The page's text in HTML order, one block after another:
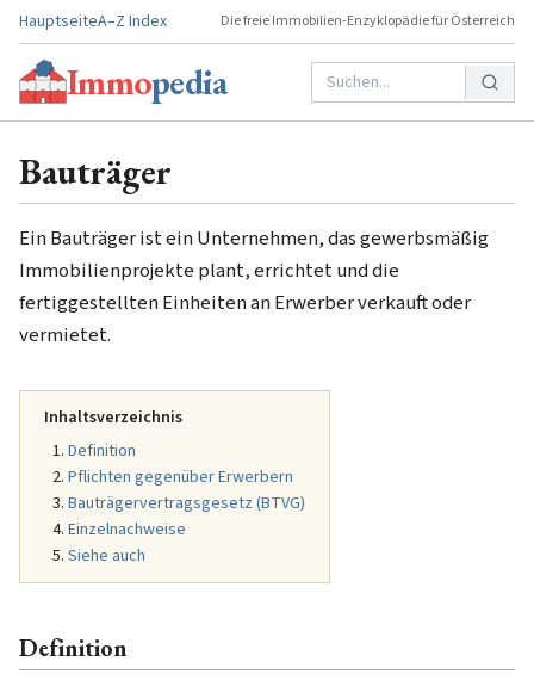
HauptseiteA–Z Index Die freie Immobilien-Enzyklopädie für Österreich
Immopedia
Bauträger
Ein Bauträger ist ein Unternehmen, das gewerbsmäßig
Immobilienprojekte plant, errichtet und die
fertiggestellten Einheiten an Erwerber verkauft oder
vermietet.
Inhaltsverzeichnis
Definition
Pflichten gegenüber Erwerbern
Bauträgervertragsgesetz (BTVG)
Einzelnachweise
Siehe auch
Definition